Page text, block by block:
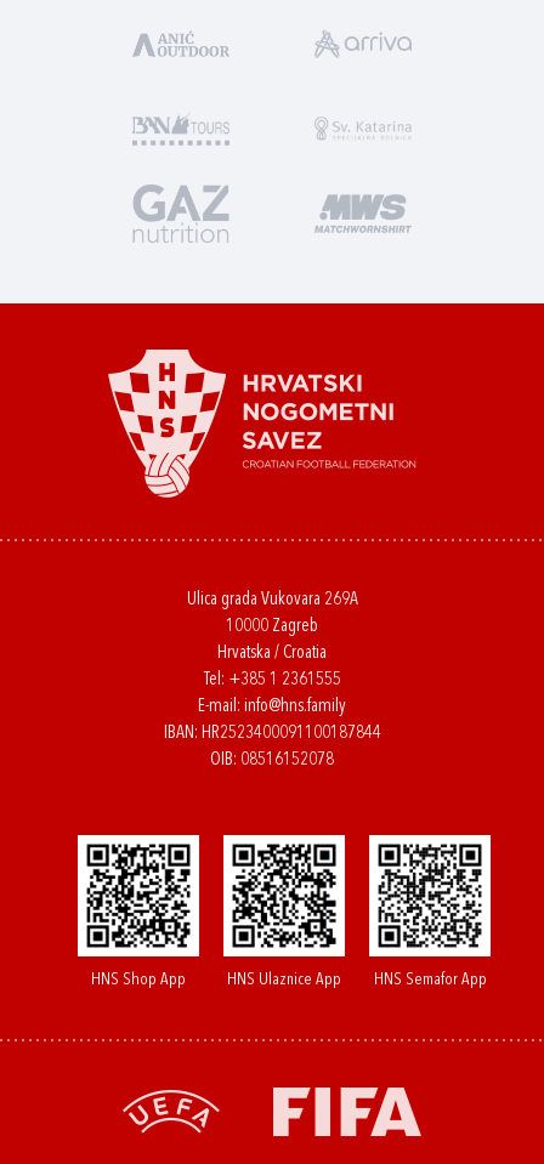
Ulica grada Vukovara 269A
10000 Zagreb
Hrvatska / Croatia
Tel: +385 1 2361555
E-mail: info@hns.family
IBAN: HR2523400091100187844
OIB: 08516152078
HNS Shop App HNS Ulaznice App HNS Semafor App